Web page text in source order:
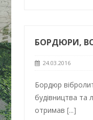
БОРДЮРИ,
24.03.2016
Бордюр
будівництва та
отримав[...]